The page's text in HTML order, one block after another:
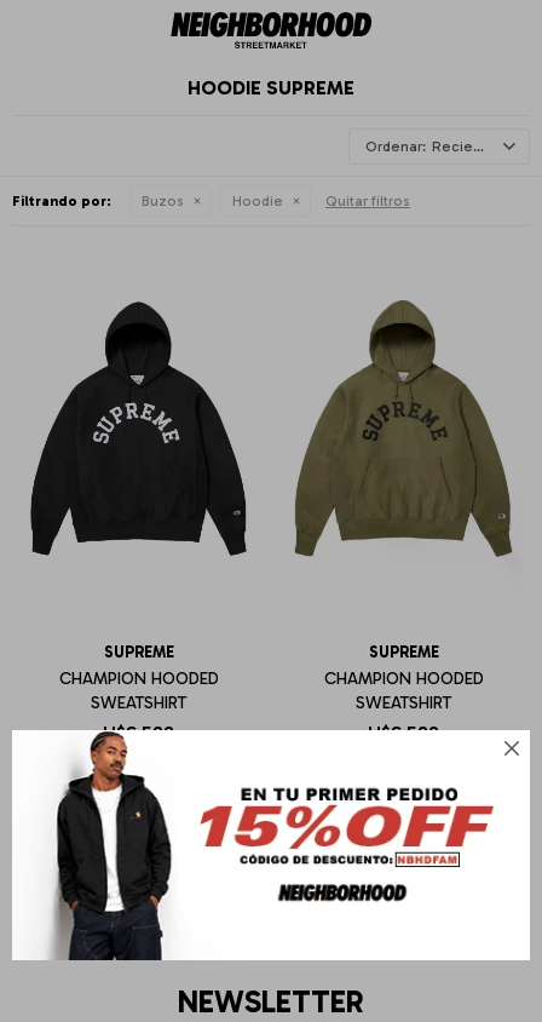

HOODIE SUPREME
Recientes
Filtrando por: Buzos Hoodie Quitar filtros
SUPREME
CHAMPION HOODED
SWEATSHIRT
U$S 588
SUPREME
CHAMPION HOODED
SWEATSHIRT
U$S 588
NEWSLETTER